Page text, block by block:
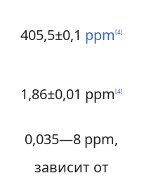
405,5±0,1 ppm[4]
1,86±0,01 ppm[4]
0,035—8 ppm,
зависит от